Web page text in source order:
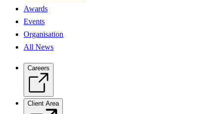
Awards
Events
Organisation
All News
Careers
Client Area